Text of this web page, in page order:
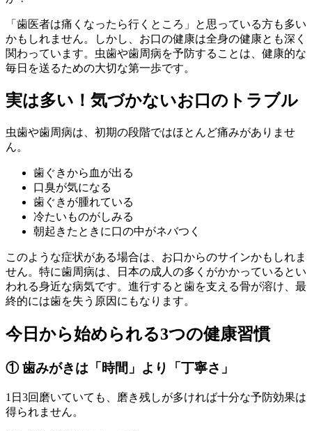
「歯医者は痛くなったら行くところ」と思っている方も多い
かもしれません。しかし、お口の健康は全身の健康とも深く
関わっています。虫歯や歯周病を予防することは、健康的な
毎日を送るための大切な第一歩です。
実は多い！気づかないお口のトラブル
虫歯や歯周病は、初期の段階ではほとんど痛みがありませ
ん。
歯ぐきから血が出る
口臭が気になる
歯ぐきが腫れている
冷たいものがしみる
朝起きたときに口の中がネバつく
このような症状がある場合は、お口からのサインかもしれま
せん。特に歯周病は、日本の成人の多くがかかっているとい
われる身近な病気です。進行すると歯を支える骨が溶け、最
終的には歯を失う原因にもなります。
今日から始められる3つの健康習慣
① 歯みがきは「時間」より「丁寧さ」
1日3回磨いていても、磨き残しが多ければ十分な予防効果は
得られません。